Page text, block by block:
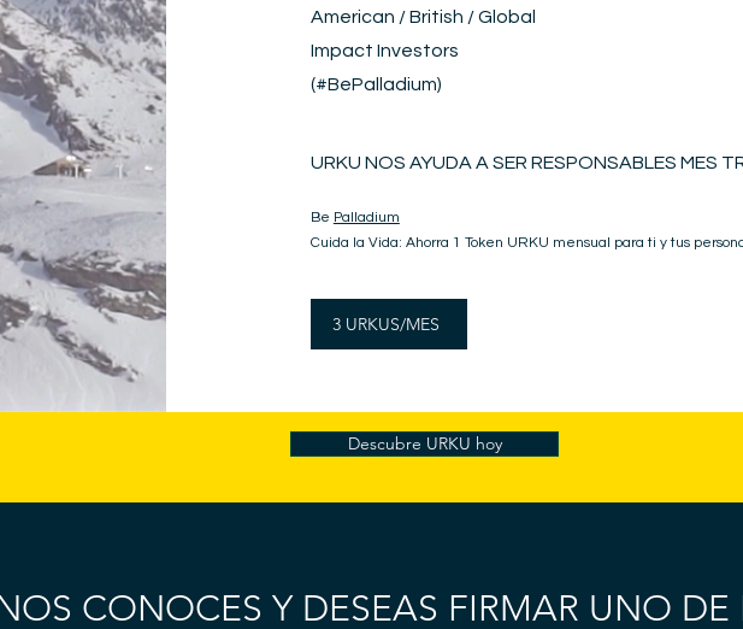
American / British / Global
Impact Investors
(#BePalladium)​
URKU NOS AYUDA A SER RESPONSABLES MES
Be Palladium
Cuida la Vida: Ahorra 1 Token URKU mensual para ti y tus
3 URKUS/MES
Descubre URKU hoy
CONOCES Y DESEAS FIRMAR UNO DE